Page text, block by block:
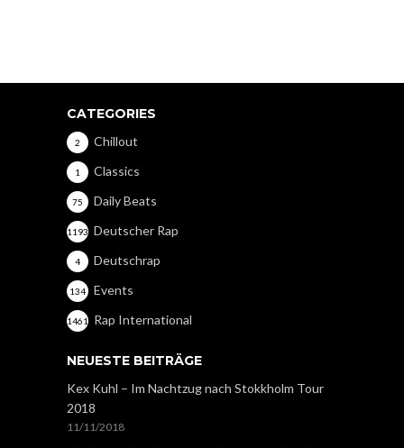
CATEGORIES
Chillout
2
Classics
1
Daily Beats
75
Deutscher Rap
1193
Deutschrap
4
Events
134
Rap International
1461
NEUESTE BEITRÄGE
Kex Kuhl – Im Nachtzug nach Stokkholm Tour
2018
11/11/2018